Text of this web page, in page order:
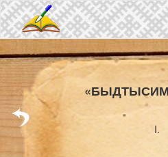
Skip to main content
I.